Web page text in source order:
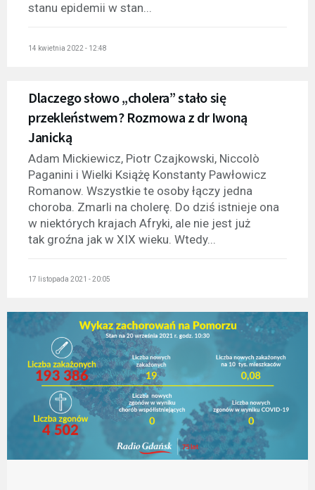
stanu epidemii w stan...
14 kwietnia 2022 - 12:48
Dlaczego słowo „cholera” stało się
przekleństwem? Rozmowa z dr Iwoną
Janicką
Adam Mickiewicz, Piotr Czajkowski, Niccolò
Paganini i Wielki Książę Konstanty Pawłowicz
Romanow. Wszystkie te osoby łączy jedna
choroba. Zmarli na cholerę. Do dziś istnieje ona
w niektórych krajach Afryki, ale nie jest już
tak groźna jak w XIX wieku. Wtedy...
17 listopada 2021 - 20:05